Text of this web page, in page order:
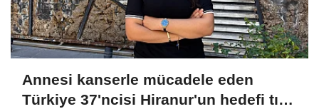
Annesi kanserle mücadele eden
Türkiye 37'ncisi Hiranur'un hedefi tıp